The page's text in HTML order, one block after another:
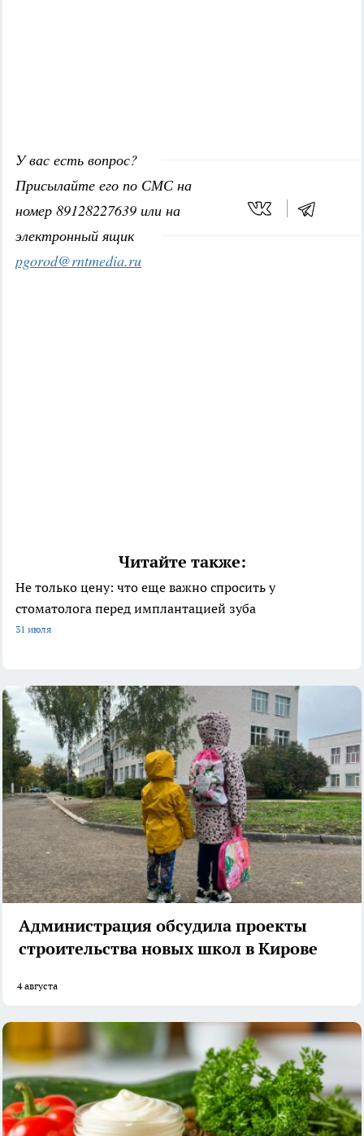
У вас есть вопрос?
Присылайте его по СМС на
номер 89128227639 или на
электронный ящик
pgorod@rntmedia.ru
Читайте также:
Не только цену: что еще важно спросить у
стоматолога перед имплантацией зуба
31 июля
Администрация обсудила проекты
строительства новых школ в Кирове
4 августа